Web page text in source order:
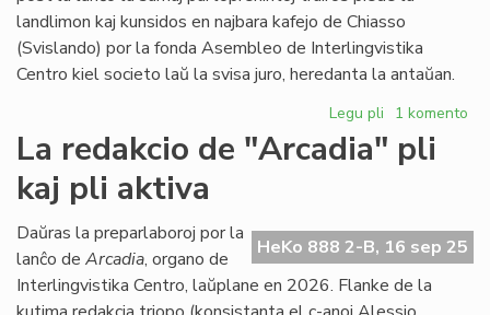
landlimon kaj kunsidos en najbara kafejo de Chiasso
(Svislando) por la fonda Asembleo de Interlingvistika
Centro kiel societo laŭ la svisa juro, heredanta la antaŭan.
Legu pli pri
Unu
malfondo
fondoj
en
decembro
2025
1 komento
La redakcio de "Arcadia" pli
kaj pli aktiva
HeKo 888 2-B, 16 sep 25
Daŭras la preparlaboroj por la
lanĉo de Arcadia, organo de
Interlingvistika Centro, laŭplane en 2026. Flanke de la